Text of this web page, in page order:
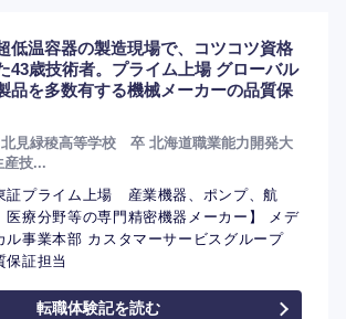
選択する
選択する
選択する
選択する
低温容器の製造現場で、コツコツ資格
43歳技術者。プライム上場 グローバル
品を多数有する機械メーカーの品質保
見緑稜高等学校 卒 北海道職業能力開発大
産技...
証プライム上場 産業機器、ポンプ、航
医療分野等の専門精密機器メーカー】 メデ
ル事業本部 カスタマーサービスグループ
保証担当
転職体験記を読む